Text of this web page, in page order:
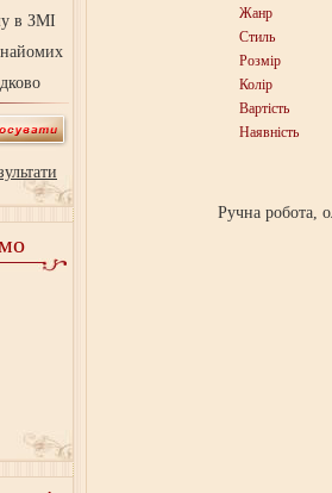
в ЗМІ
Жанр
Стиль
Розмір
Колір
Вартість
Наявність
Ручна робота,